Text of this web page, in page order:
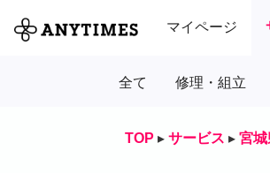
マイページ
全て 修理・組立
TOP ▸ サービス ▸ 宮城